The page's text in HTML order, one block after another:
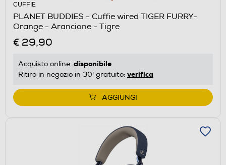
CUFFIE
PLANET BUDDIES - Cuffie wired TIGER FURRY-
Orange - Arancione - Tigre
€ 29,90
Acquisto online: disponibile
Ritiro in negozio in 30' gratuito: verifica
AGGIUNGI